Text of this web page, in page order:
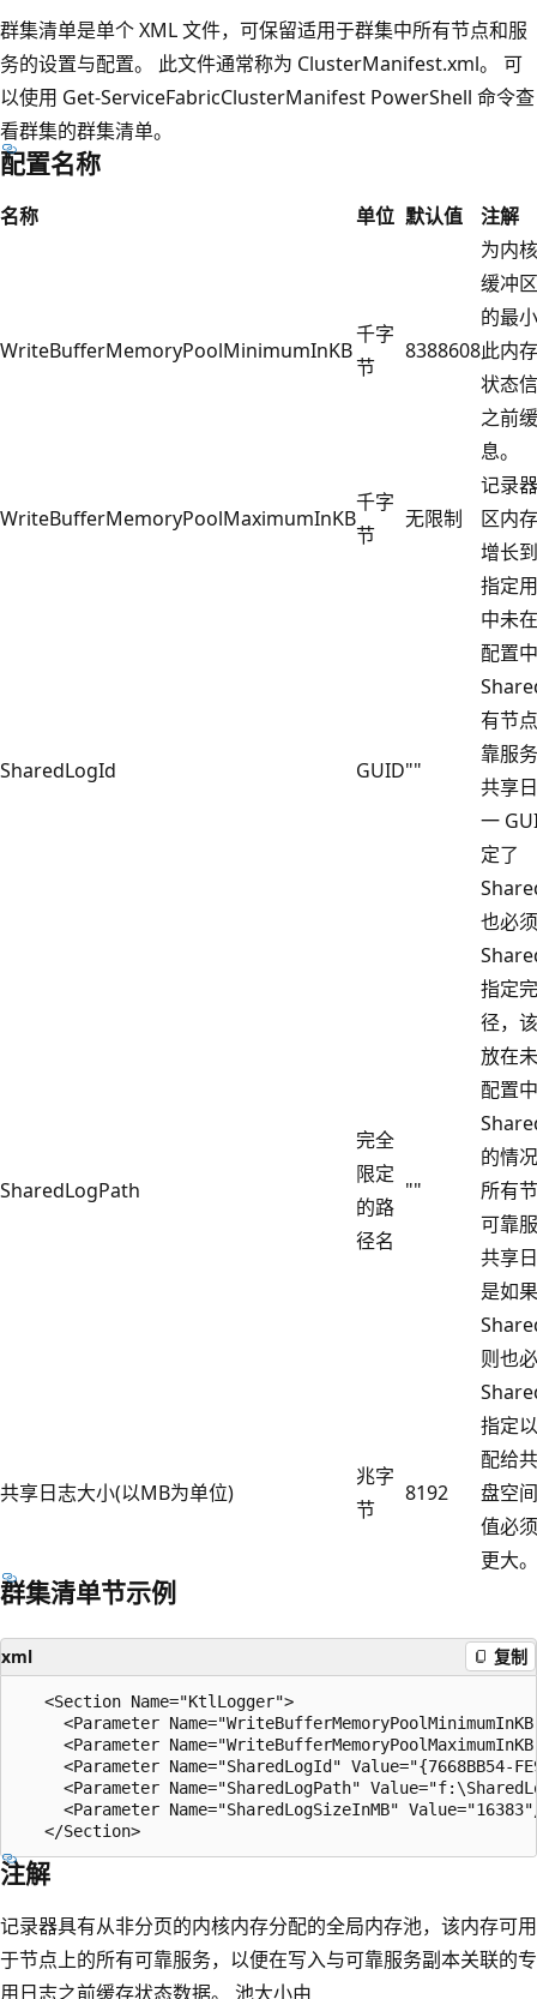
群集清单是单个 XML 文件，可保留适用于群集中所有节点和服
务的设置与配置。 此文件通常称为 ClusterManifest.xml。 可
以使用 Get-ServiceFabricClusterManifest PowerShell 命令查
看群集的群集清单。
配置名称
名称 单位 默认值 注解
WriteBufferMemoryPoolMinimumInKB
千字
节
8388608
为内
缓冲
的最
此内
状态
之前
息。
WriteBufferMemoryPoolMaximumInKB
千字
节
无限制
记录
区内
增长
SharedLogId GUID""
指定
中未
配置
有节
靠服
共享
一
定了
也必
SharedLogPath
完全
限定
的路
径名
""
指定
径，
放在
配置
的情
所有
可靠
共享
是如
则也
共享日志大小(以MB为单位)
兆字
节
8192
指定
配给
盘空
值必
更大。
群集清单节示例
xml 复制
   <Section Name="KtlLogger">
<Parameter
<Parameter
<Parameter Name="SharedLogId" Value="{7668BB54-
<Parameter Name="SharedLogPath"
<Parameter Name="SharedLogSizeInMB"
注解
记录器具有从非分页的内核内存分配的全局内存池，该内存可用
于节点上的所有可靠服务，以便在写入与可靠服务副本关联的专
用日志之前缓存状态数据。 池大小由